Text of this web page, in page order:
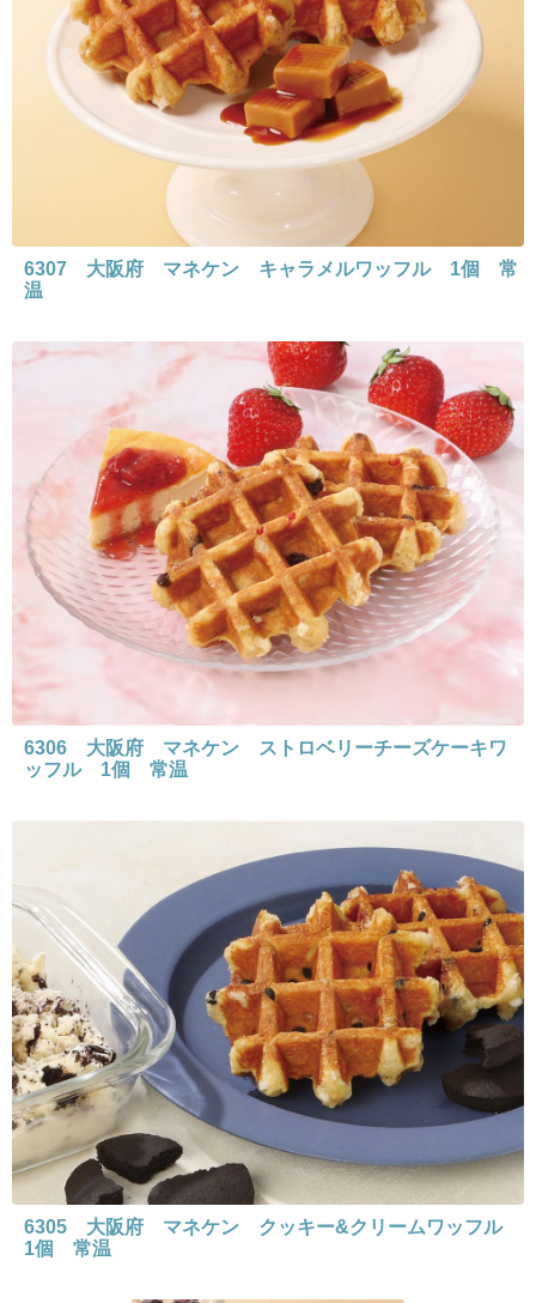
6307 大阪府 マネケン キャラメルワッフル 1個 常
温
6306 大阪府 マネケン ストロベリーチーズケーキワ
ッフル 1個 常温
6305 大阪府 マネケン クッキー&クリームワッフル
1個 常温